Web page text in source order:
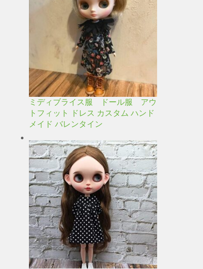
ミディブライス服 ドール服 アウ
トフィット ドレス カスタム ハンド
メイド バレンタイン